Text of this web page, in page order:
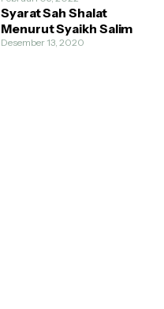
Kemenag RI
Syarat Sah Shalat
Menurut Syaikh Salim
Desember 13, 2020